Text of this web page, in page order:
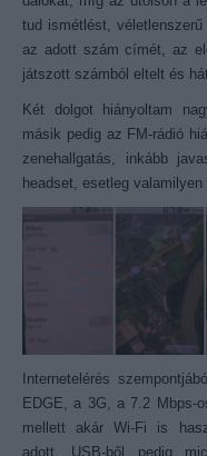
tud ismétlést,
az adott szám címét, az
játszott számból eltelt és
Két dolgot hiányoltam
másik pedig az FM-rádió
zenehallgatás, inkább
headset, esetleg
Internetelérés
EDGE, a 3G, a 7.2 Mbps-
mellett akár Wi-Fi is
adott, USB-ből pedig